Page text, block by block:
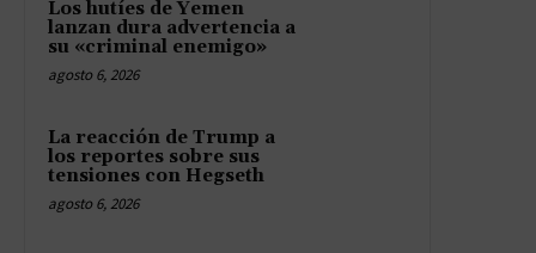
Los hutíes de Yemen
lanzan dura advertencia a
su «criminal enemigo»
agosto 6, 2026
La reacción de Trump a
los reportes sobre sus
tensiones con Hegseth
agosto 6, 2026